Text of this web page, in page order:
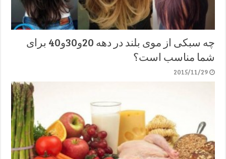
چه سبکی از موی بلند در دهه 20و30و40 برای
شما مناسب است؟
2015/11/29